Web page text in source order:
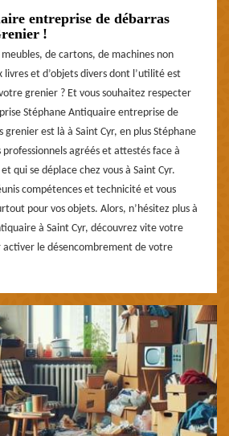
entreprise de débarras
!
meubles, de cartons, de machines non
et d’objets divers dont l’utilité est
grenier ? Et vous souhaitez respecter
Stéphane Antiquaire entreprise de
est là à Saint Cyr, en plus Stéphane
agréés et attestés face à
qui se déplace chez vous à Saint Cyr.
compétences et technicité et vous
pour vos objets. Alors, n’hésitez plus à
à Saint Cyr, découvrez vite votre
activer le désencombrement de votre